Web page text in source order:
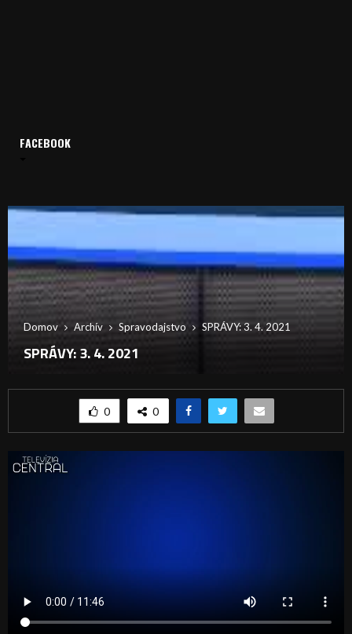
Domov Archív Spravodajstvo SPRÁVY: 3. 4. 2021
SPRÁVY: 3. 4. 2021
0 0
FACEBOOK